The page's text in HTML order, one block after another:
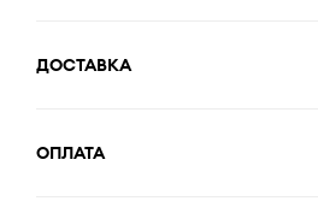
ДОСТАВКА
ОПЛАТА